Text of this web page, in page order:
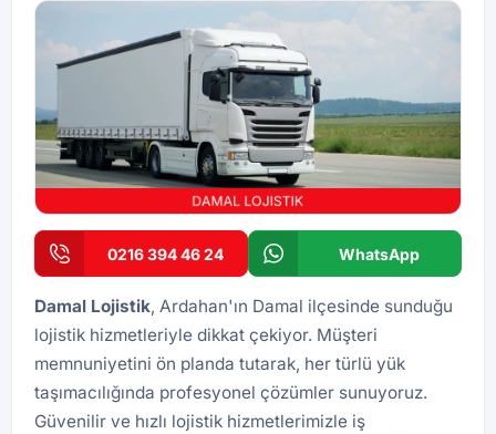
0216 394 46 24 WhatsApp
Damal Lojistik, Ardahan'ın Damal ilçesinde sunduğu
lojistik hizmetleriyle dikkat çekiyor. Müşteri
memnuniyetini ön planda tutarak, her türlü yük
taşımacılığında profesyonel çözümler sunuyoruz.
Güvenilir ve hızlı lojistik hizmetlerimizle iş